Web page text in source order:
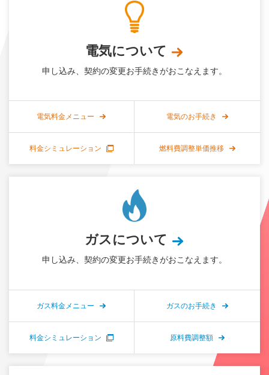
電気について
申し込み、契約の変更お手続きがおこなえます。
電気料金メニュー 電気のお手続き
料金シミュレーション 燃料費調整単価推移
ガスについて
申し込み、契約の変更お手続きがおこなえます。
ガス料金メニュー ガスのお手続き
料金シミュレーション 原料費調整額